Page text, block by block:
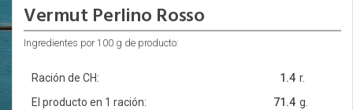
Vermut Perlino Rosso
Ingredientes por 100 g de producto:
Ración de CH: r.
1.4
El producto en 1 ración:
g.
71.4